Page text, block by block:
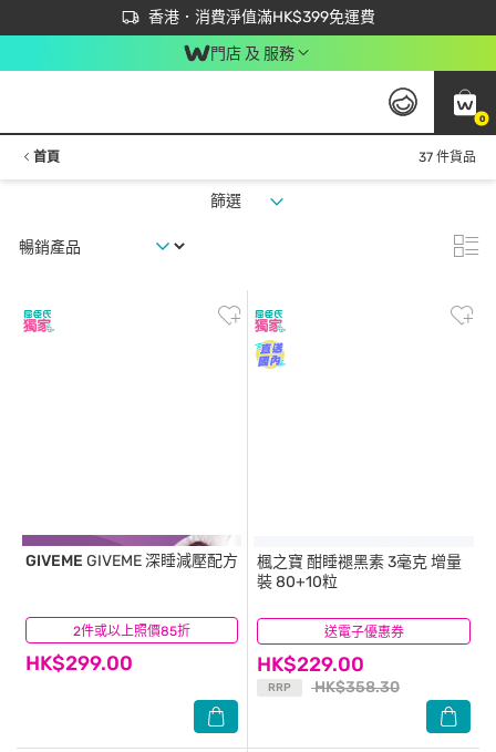
香港．消費淨值滿HK$399免運費
立即成為易賞錢會員盡享獨家優惠
首次APP下單買滿$450 輸入 NEWAPP 即減$50
門店 及 服務
0
首頁 37 件貨品
篩選
2件或以上照價85折
GIVEME GIVEME 深睡減壓配方
HK$299.00
(0) 送電子優惠券
楓之寶 酣睡褪黑素 3毫克 增量
裝 80+10粒
HK$229.00
RRP HK$358.30
(26)